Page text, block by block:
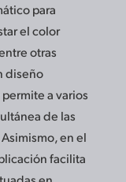
para
el color
otras
diseño
a varios
de las
en el
facilita